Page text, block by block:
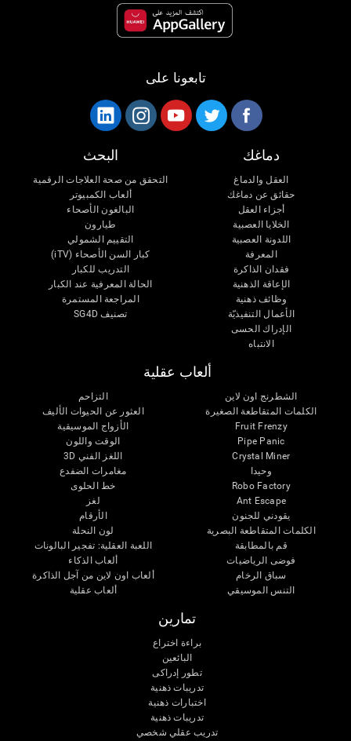
تابعونا على
دماغك
العقل والدماغ
حقائق عن دماغك
أجزاء العقل
الخلايا العصبية
اللدونة العصبية
المعرفة
فقدان الذاكرة
الإعاقة الذهنية
وظائف ذهنية
الأعمال التنفيذيّة
الإدراك الحسى
الانتباه
البحث
التحقق من صحة العلاجات الرقمية
ألعاب الكمبيوتر
البالغون الأصحاء
طيارون
التقييم الشمولي
كبار السن الأصحاء (iTV)
التدريب للكبار
الحالة المعرفية عند الكبار
المراجعة المستمرة
تصنيف SG4D
ألعاب عقلية
الشطرنج اون لاين
الكلمات المتقاطعة الصغيرة
Fruit Frenzy
Pipe Panic
Crystal Miner
وحيدا
Robo Factory
Ant Escape
يقودني للجنون
الكلمات المتقاطعة البصرية
قم بالمطابقة
فوضى الرياضيات
سباق الرخام
التنس الموسيقي
التزاحم
العثور عن الحيوات الأليف
الأزواج الموسيقية
الوقت واللون
اللغز الفني 3D
مغامرات الضفدع
خط الحلوى
لغز
الأرقام
لون النحلة
اللعبة العقلية: تفجير البالونات
ألعاب الذكاء
ألعاب اون لاين من آجل الذاكرة
ألعاب عقلية
تمارين
براءة اختراع
البائعين
تطور إدراكى
تدريبات ذهنية
اختبارات ذهنية
تدريبات ذهنية
تدريب عقلي شخصي